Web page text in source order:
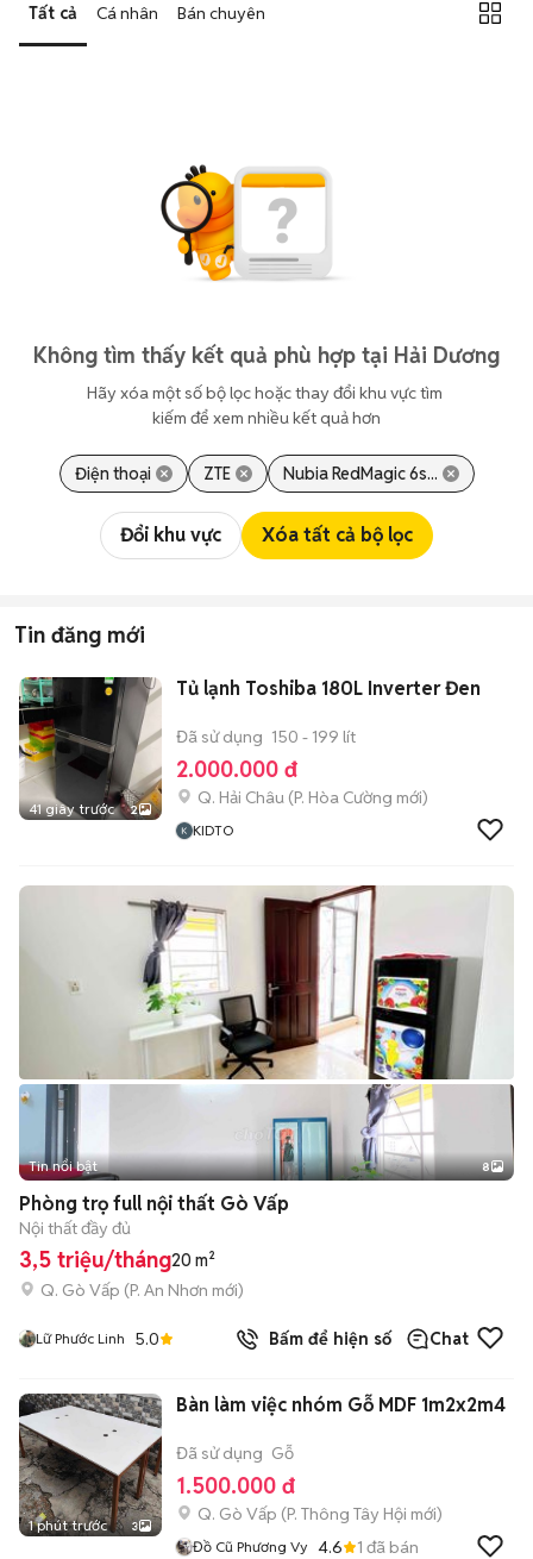
Tất cả Cá nhân Bán chuyên
Không tìm thấy kết quả phù hợp tại Hải Dương
Hãy xóa một số bộ lọc hoặc thay đổi khu vực tìm
kiếm để xem nhiều kết quả hơn
Điện thoại ZTE Nubia RedMagic 6s...
Đổi khu vực Xóa tất cả bộ lọc
Tin đăng mới
41 giây trước 2
Tủ lạnh Toshiba 180L Inverter Đen
Đã sử dụng 150 - 199 lít
2.000.000 đ
Q. Hải Châu (P. Hòa Cường mới)
KIDTO
+2
Tin nổi bật 8
Phòng trọ full nội thất Gò Vấp
Nội thất đầy đủ
3,5 triệu/tháng20 m²
Q. Gò Vấp (P. An Nhơn mới)
Lữ Phước Linh 5.0 Bấm để hiện số Chat
1 phút trước 3
Bàn làm việc nhóm Gỗ MDF 1m2x2m4
Đã sử dụng Gỗ
1.500.000 đ
Q. Gò Vấp (P. Thông Tây Hội mới)
Đồ Cũ Phương Vy 4.6 1 đã bán